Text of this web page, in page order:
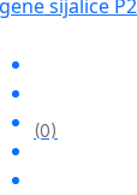
(0)